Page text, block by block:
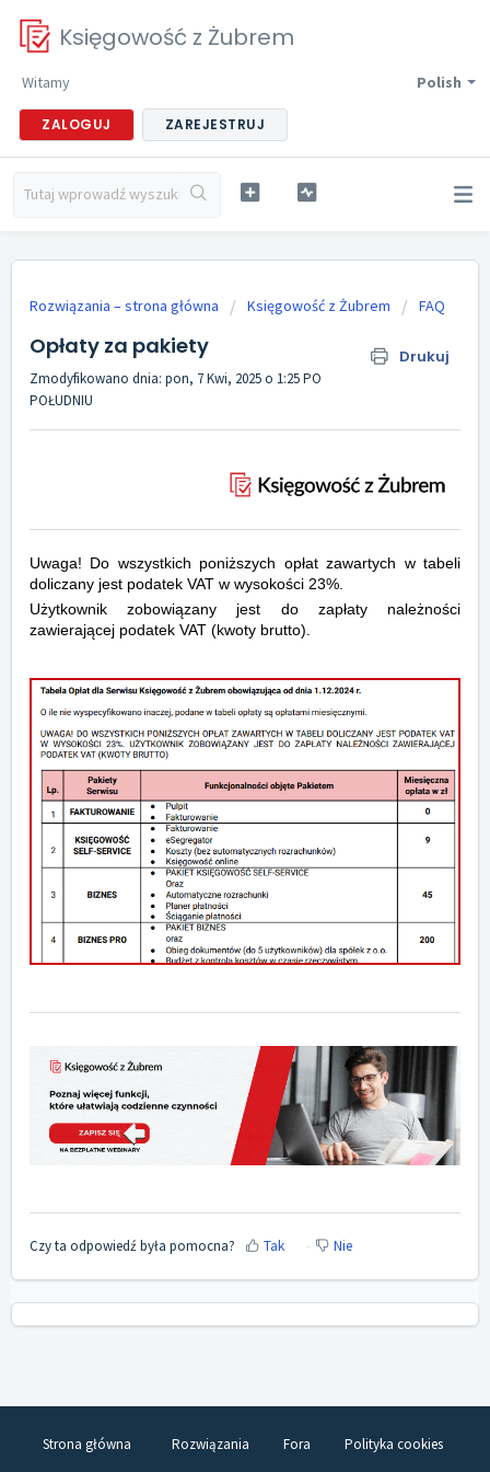
Księgowość z Żubrem
Polish
Witamy
ZALOGUJ ZAREJESTRUJ
Rozwiązania – strona główna Księgowość z Żubrem FAQ
Opłaty za pakiety Drukuj
Zmodyfikowano dnia: pon, 7 Kwi, 2025 o 1:25 PO
POŁUDNIU
Uwaga! Do wszystkich poniższych opłat zawartych w tabeli
doliczany jest podatek VAT w wysokości 23%.
Użytkownik zobowiązany jest do zapłaty należności
zawierającej podatek VAT (kwoty brutto).
Czy ta odpowiedź była pomocna? Tak Nie
Strona główna Rozwiązania Fora Polityka cookies